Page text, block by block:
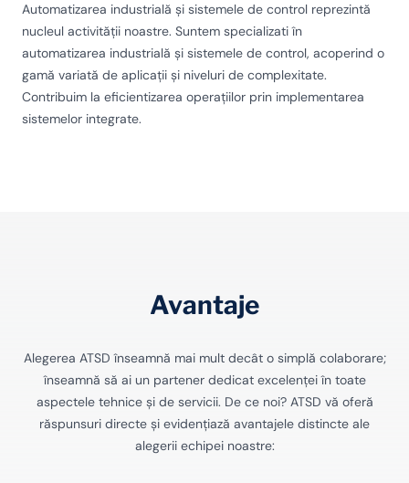
Automatizarea industrială și sistemele de control reprezintă
nucleul activității noastre. Suntem specializati în
automatizarea industrială și sistemele de control, acoperind o
gamă variată de aplicații și niveluri de complexitate.
Contribuim la eficientizarea operațiilor prin implementarea
sistemelor integrate.
Avantaje
Alegerea ATSD înseamnă mai mult decât o simplă colaborare;
înseamnă să ai un partener dedicat excelenței în toate
aspectele tehnice și de servicii. De ce noi? ATSD vă oferă
răspunsuri directe și evidențiază avantajele distincte ale
alegerii echipei noastre: